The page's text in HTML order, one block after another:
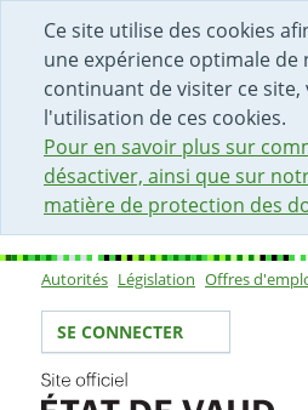
Ce site utilise des cookies
une expérience optimale de
continuant de visiter ce site,
l'utilisation de ces cookies.
Pour en savoir plus sur
désactiver, ainsi que sur
matière de protection des
DÉBUT DU CONTENU DE LA
ACCÈS AU CHAMP DE
PAGE D'ACCUEIL
FORMULAIRE DE CONTACT
Sous-navigation
Autorités Législation Offres
Votre identité
SE CONNECTER